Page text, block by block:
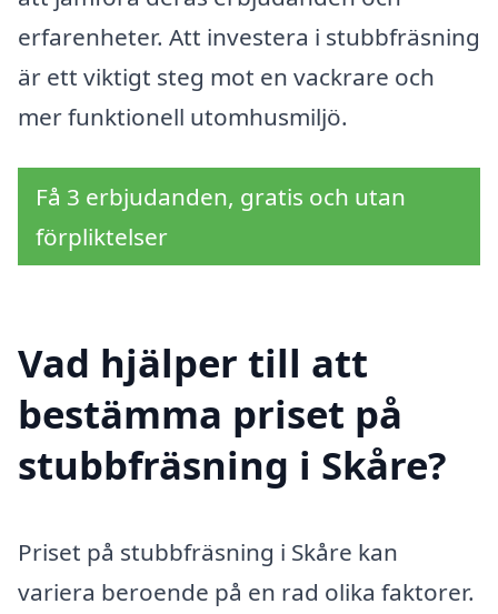
erfarenheter. Att investera i stubbfräsning
är ett viktigt steg mot en vackrare och
mer funktionell utomhusmiljö.
Få 3 erbjudanden, gratis och utan
förpliktelser
Vad hjälper till att
bestämma priset på
stubbfräsning i Skåre?
Priset på stubbfräsning i Skåre kan
variera beroende på en rad olika faktorer.